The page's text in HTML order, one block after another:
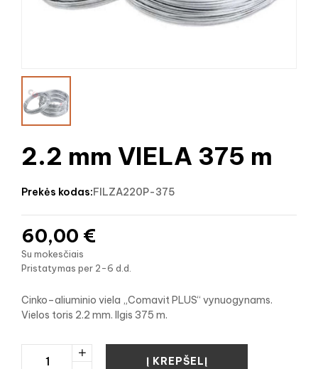
2.2 mm VIELA 375 m
prekės kodas:FILZA220P-375
60,00 €
Su mokesčiais
Pristatymas per 2-6 d.d.
Cinko–aliuminio viela „Comavit PLUS“ vynuogynams.
Vielos toris 2.2 mm. Ilgis 375 m.
Į KREPŠELĮ